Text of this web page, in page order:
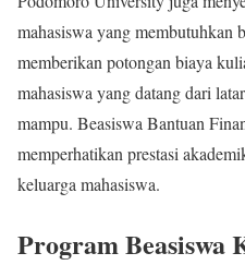
mahasiswa yang membutuhkan
memberikan potongan biaya
mahasiswa yang datang dari
mampu. Beasiswa Bantuan
memperhatikan prestasi
keluarga mahasiswa.
Program Beasiswa